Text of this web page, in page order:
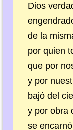
Dios
de la
por quien
que por
y por
bajó del
y por obra
se